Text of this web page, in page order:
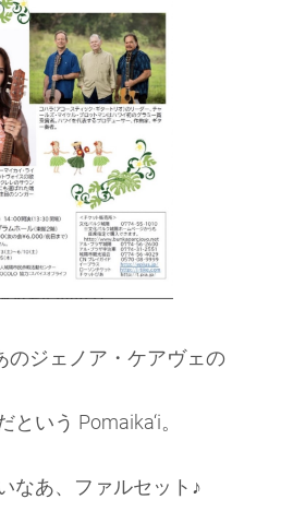
のジェノア・ケアヴェの
という Pomaika‘i。
なあ、ファルセット♪